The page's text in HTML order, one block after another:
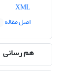
اصل مقاله
هم رسانی